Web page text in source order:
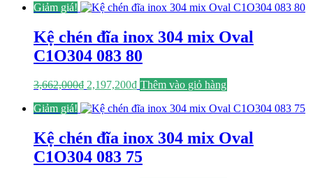
là:
tại
2,295,000₫.
Giảm giá!
Kệ chén đĩa inox 304 mix Oval
C1O304 083 80
3,662,000₫ Giá
là:
2,197,200₫Giá
tại
2,197,200₫.
Thêm vào giỏ hàng
Giảm giá!
Kệ chén đĩa inox 304 mix Oval
C1O304 083 75